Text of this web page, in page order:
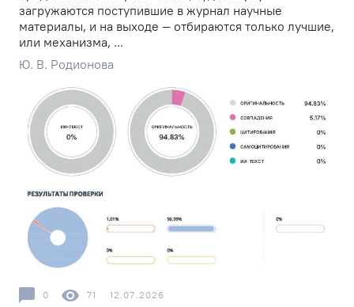
загружаются поступившие в журнал научные
материалы, и на выходе — отбираются только лучшие,
или механизма, ...
Ю. В. Родионова
0 71 12.07.2026